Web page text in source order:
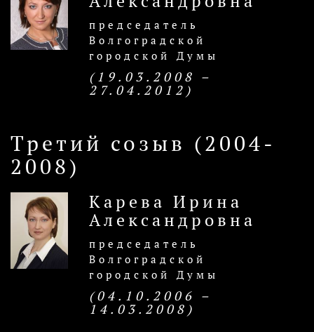
председатель
Волгоградской
городской Думы
(19.03.2008 –
27.04.2012)
Третий созыв (2004-
2008)
Карева Ирина
Александровна
председатель
Волгоградской
городской Думы
(04.10.2006 –
14.03.2008)